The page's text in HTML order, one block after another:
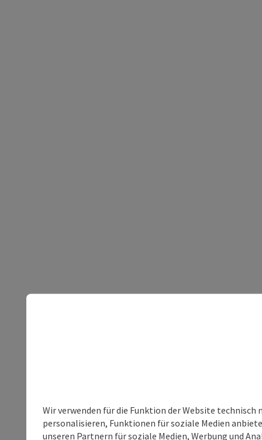
Wir verwenden für die Funktion der Website
personalisieren, Funktionen für soziale Medien
unseren Partnern für soziale Medien, Werbung und